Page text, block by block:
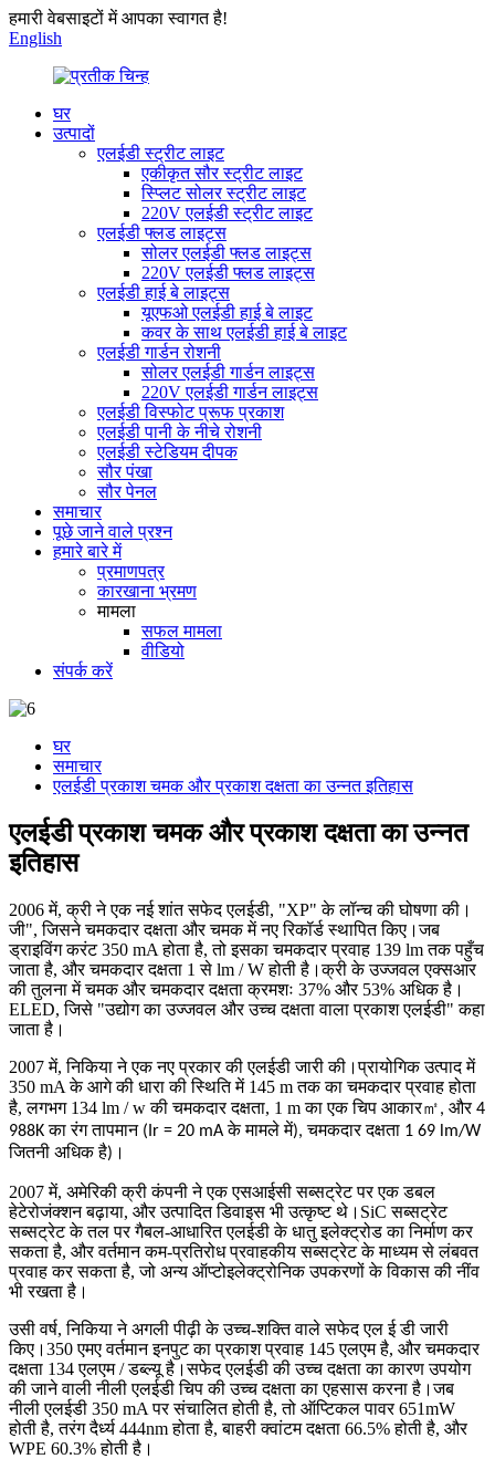
हमारी वेबसाइटों में आपका स्वागत है!
English
घर
उत्पादों
एलईडी स्ट्रीट लाइट
एकीकृत सौर स्ट्रीट लाइट
स्प्लिट सोलर स्ट्रीट लाइट
220V एलईडी स्ट्रीट लाइट
एलईडी फ्लड लाइट्स
सोलर एलईडी फ्लड लाइट्स
220V एलईडी फ्लड लाइट्स
एलईडी हाई बे लाइट्स
यूएफओ एलईडी हाई बे लाइट
कवर के साथ एलईडी हाई बे लाइट
एलईडी गार्डन रोशनी
सोलर एलईडी गार्डन लाइट्स
220V एलईडी गार्डन लाइट्स
एलईडी विस्फोट प्रूफ प्रकाश
एलईडी पानी के नीचे रोशनी
एलईडी स्टेडियम दीपक
सौर पंखा
सौर पेनल
समाचार
पूछे जाने वाले प्रश्न
हमारे बारे में
प्रमाणपत्र
कारखाना भ्रमण
मामला
सफल मामला
वीडियो
संपर्क करें
घर
समाचार
एलईडी प्रकाश चमक और प्रकाश दक्षता का उन्नत इतिहास
एलईडी प्रकाश चमक और प्रकाश दक्षता का उन्नत
इतिहास
2006 में, क्री ने एक नई शांत सफेद एलईडी, "XP" के लॉन्च की घोषणा की।
जी", जिसने चमकदार दक्षता और चमक में नए रिकॉर्ड स्थापित किए।जब
ड्राइविंग करंट 350 mA होता है, तो इसका चमकदार प्रवाह 139 lm तक पहुँच
जाता है, और चमकदार दक्षता 1 से lm / W होती है।क्री के उज्जवल एक्सआर
की तुलना में चमक और चमकदार दक्षता क्रमशः 37% और 53% अधिक है।
ELED, जिसे "उद्योग का उज्जवल और उच्च दक्षता वाला प्रकाश एलईडी" कहा
जाता है।
2007 में, निकिया ने एक नए प्रकार की एलईडी जारी की।प्रायोगिक उत्पाद में
350 mA के आगे की धारा की स्थिति में 145 m तक का चमकदार प्रवाह होता
है, लगभग 134 lm / w की चमकदार दक्षता, 1 m का एक चिप आकार㎡, और 4
988K का रंग तापमान (Ir = 20 mA के मामले में), चमकदार दक्षता 1 69 lm/W
जितनी अधिक है)।
2007 में, अमेरिकी क्री कंपनी ने एक एसआईसी सब्सट्रेट पर एक डबल
हेटेरोजंक्शन बढ़ाया, और उत्पादित डिवाइस भी उत्कृष्ट थे।SiC सब्सट्रेट
सब्सट्रेट के तल पर गैबल-आधारित एलईडी के धातु इलेक्ट्रोड का निर्माण कर
सकता है, और वर्तमान कम-प्रतिरोध प्रवाहकीय सब्सट्रेट के माध्यम से लंबवत
प्रवाह कर सकता है, जो अन्य ऑप्टोइलेक्ट्रोनिक उपकरणों के विकास की नींव
भी रखता है।
उसी वर्ष, निकिया ने अगली पीढ़ी के उच्च-शक्ति वाले सफेद एल ई डी जारी
किए।350 एमए वर्तमान इनपुट का प्रकाश प्रवाह 145 एलएम है, और चमकदार
दक्षता 134 एलएम / डब्ल्यू है।सफेद एलईडी की उच्च दक्षता का कारण उपयोग
की जाने वाली नीली एलईडी चिप की उच्च दक्षता का एहसास करना है।जब
नीली एलईडी 350 mA पर संचालित होती है, तो ऑप्टिकल पावर 651mW
होती है, तरंग दैर्ध्य 444nm होता है, बाहरी क्वांटम दक्षता 66.5% होती है, और
WPE 60.3% होती है।